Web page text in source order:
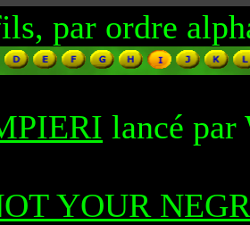
par ordre
lancé
YOUR